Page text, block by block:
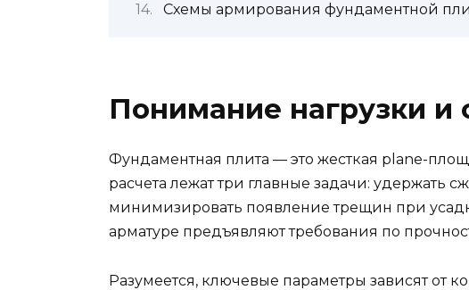
Схемы армирования фундаментной
Понимание нагрузки и
Фундаментная плита — это жесткая plane-
расчета лежат три главные задачи:
минимизировать появление трещин при
арматуре предъявляют требования по
Разумеется, ключевые параметры зависят от